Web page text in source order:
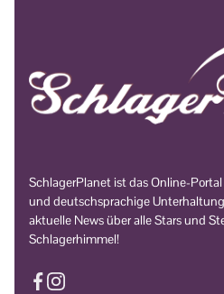
SchlagerPlanet ist das Online-
und deutschsprachige
aktuelle News über alle Stars und
Schlagerhimmel!